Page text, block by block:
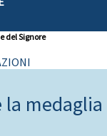
del Signore
la medaglia